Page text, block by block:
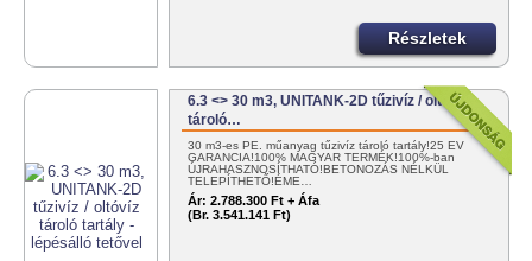
Részletek
6.3 <> 30 m3, UNITANK-2D tűzivíz / oltóvíz
tároló…
30 m3-es PE. műanyag tűzivíz tároló tartály!25 ÉV
GARANCIA!100% MAGYAR TERMÉK!100%-ban
ÚJRAHASZNOSÍTHATÓ!BETONOZÁS NÉLKÜL
TELEPÍTHETŐ!ÉME…
Ár: 2.788.300 Ft + Áfa
(Br. 3.541.141 Ft)